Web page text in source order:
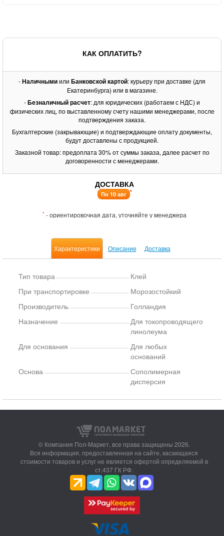
КАК ОПЛАТИТЬ?
-Наличнымиили Банковской картой: курьеру при доставке (для
Екатеринбурга) или в магазине.
-Безналичный расчет: для юридических (работаем с НДС) и
физических лиц, по выставленному счету нашими менеджерами, после
подтверждения заказа.
Бухгалтерские (закрывающие) и подтверждающие оплату документы,
будут доставлены с продукцией.
Заказной товар: предоплата 30% от суммы заказа, далее расчет по
договоренности с менеджерами.
ДОСТАВКА
Пн 10 авг *
* - ориентировочная дата, уточняйте у менеджера
Характеристики Описание Доставка
Тип товара
Клей
При транспортировке
Морозостойкий
Производитель
Голландия
Назначение
Для токопроводящего
линолеума
Для основания
Для любых
оснований
Основа
Сополимерная
дисперсия
© Компания Пол-Маркет, все права защищены 2026.
Вся информация, предоставленная на сайте, касающаяся
стоимости товаров и услуг не является офертой определяемой в
ст.437 ГК РФ.